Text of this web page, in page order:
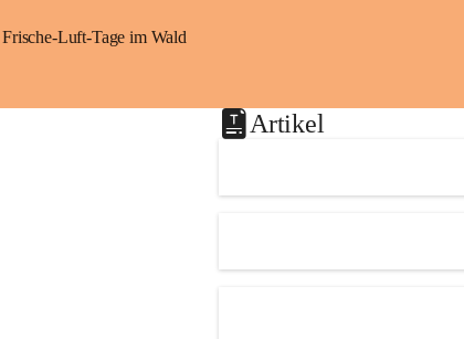
Frische-Luft-Tage im Wald
Artikel